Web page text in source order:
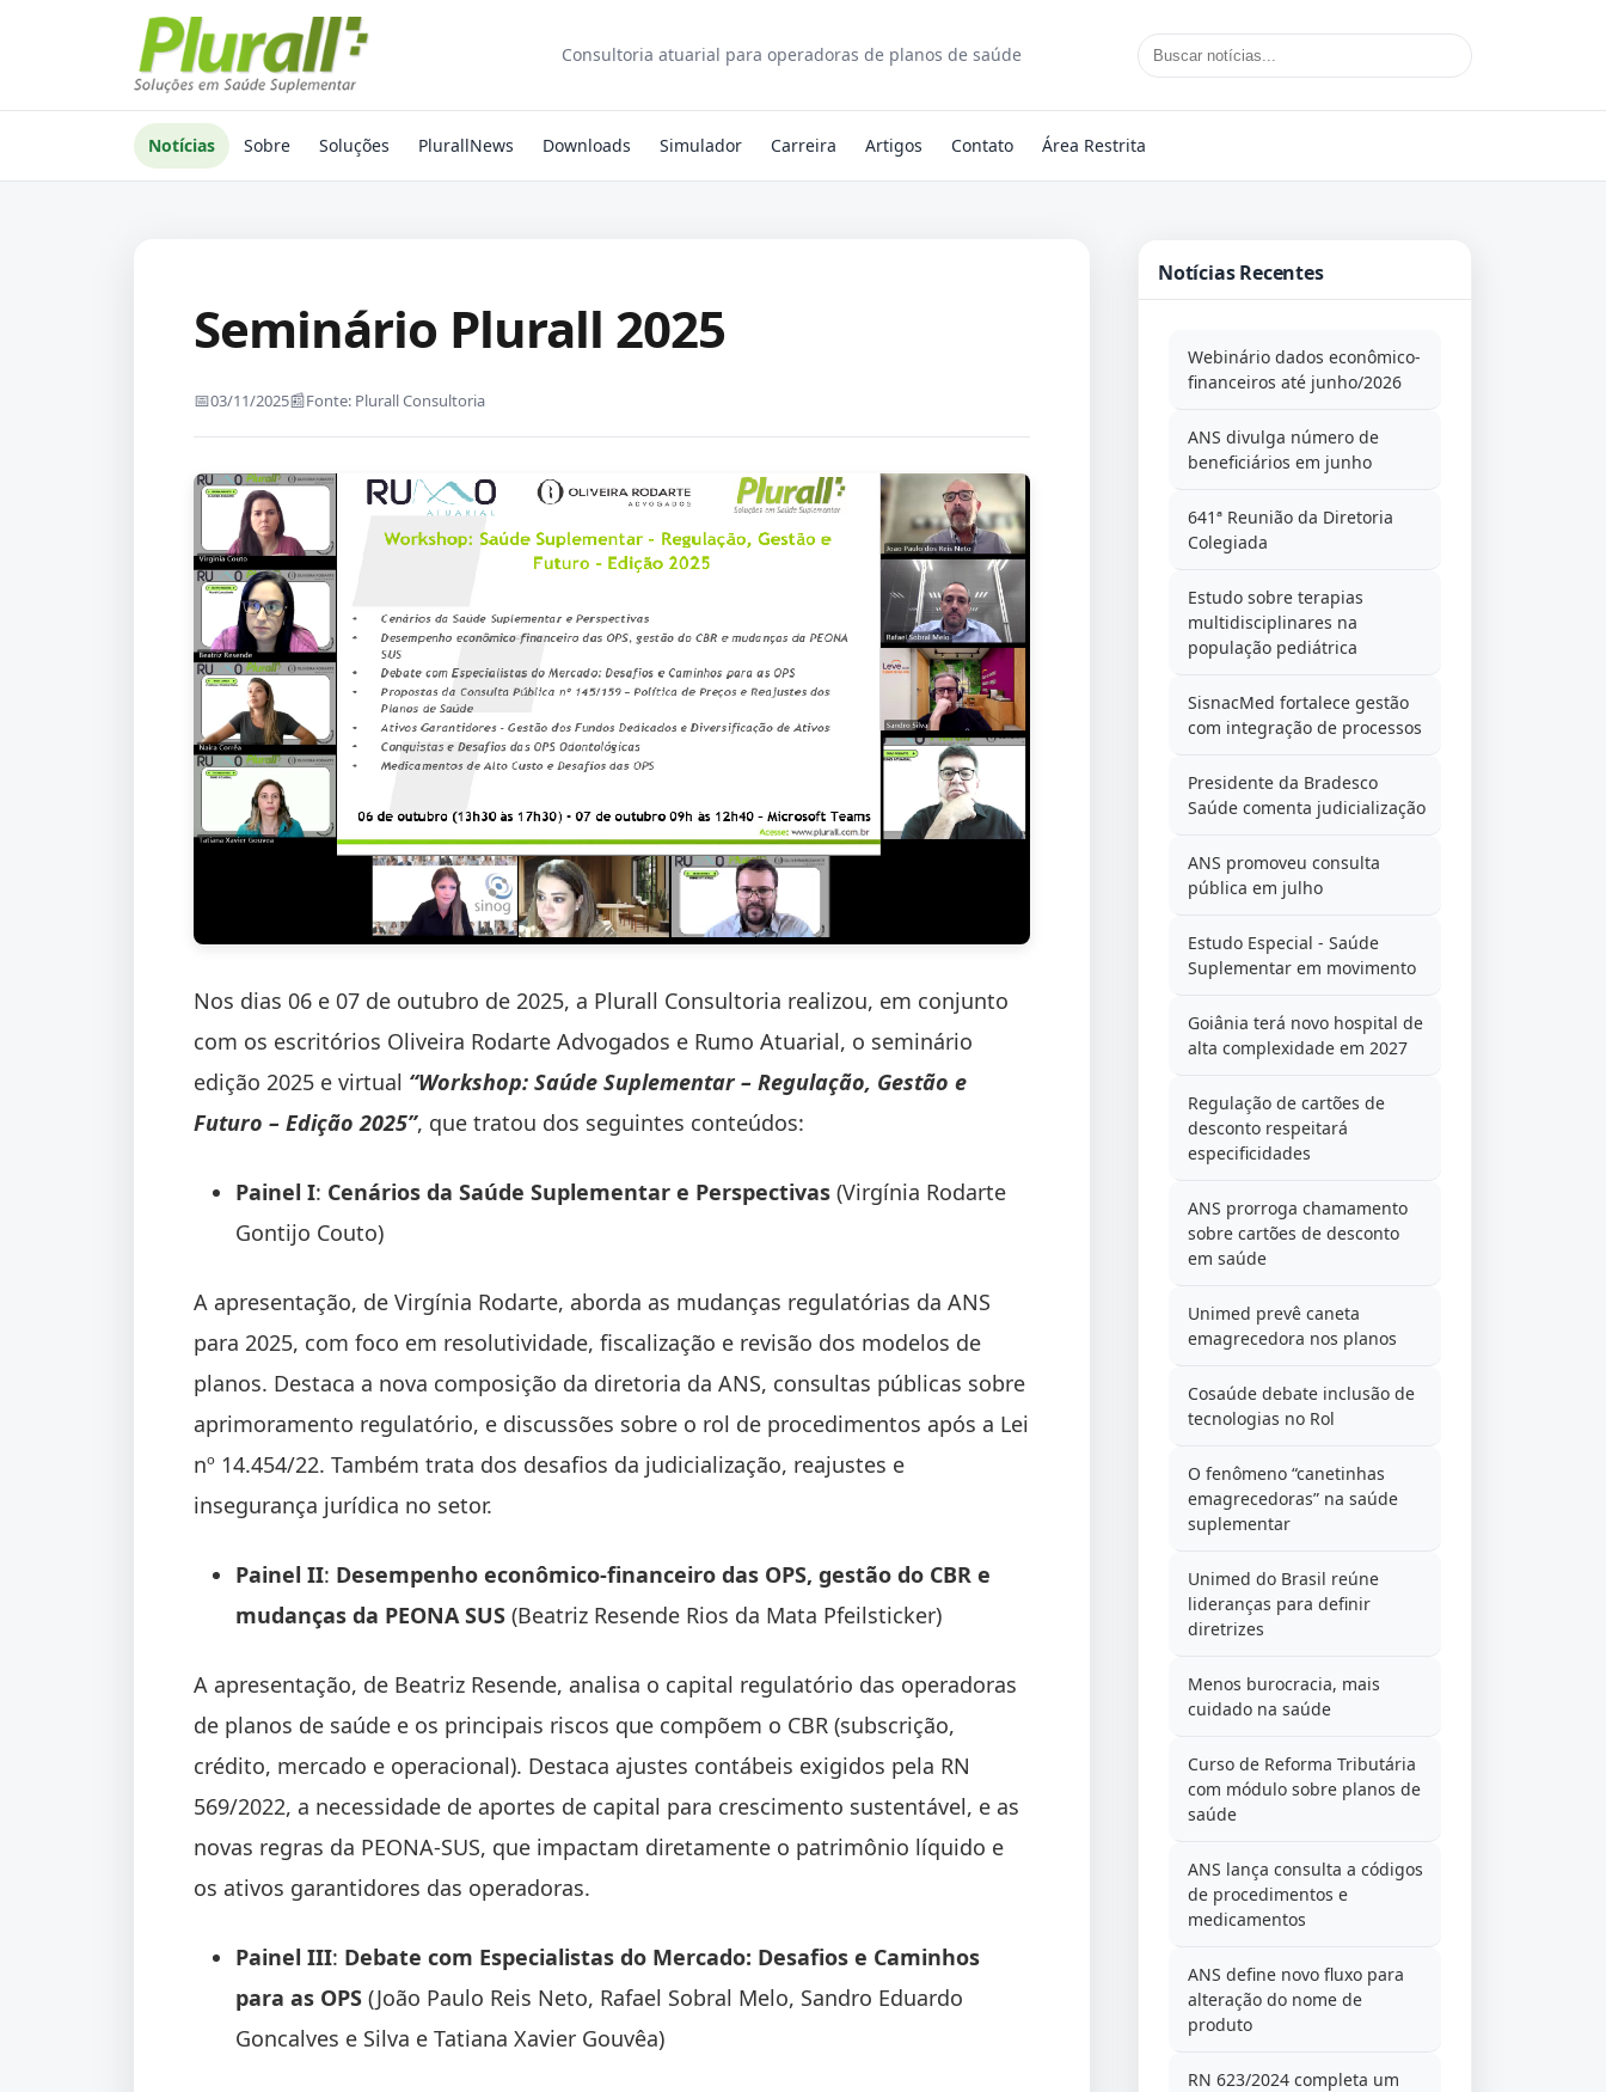
Consultoria atuarial para operadoras de planos de saúde
Notícias Sobre Soluções PlurallNews Downloads Simulador Carreira Artigos Contato Área Restrita
Seminário Plurall 2025
03/11/2025 Fonte: Plurall Consultoria
Nos dias 06 e 07 de outubro de 2025, a Plurall Consultoria realizou, em conjunto
com os escritórios Oliveira Rodarte Advogados e Rumo Atuarial, o seminário
edição 2025 e virtual “Workshop: Saúde Suplementar – Regulação, Gestão e
Futuro – Edição 2025”, que tratou dos seguintes conteúdos:
Painel I: Cenários da Saúde Suplementar e Perspectivas (Virgínia Rodarte
Gontijo Couto)
A apresentação, de Virgínia Rodarte, aborda as mudanças regulatórias da ANS
para 2025, com foco em resolutividade, fiscalização e revisão dos modelos de
planos. Destaca a nova composição da diretoria da ANS, consultas públicas sobre
aprimoramento regulatório, e discussões sobre o rol de procedimentos após a Lei
nº 14.454/22. Também trata dos desafios da judicialização, reajustes e
insegurança jurídica no setor.
Painel II: Desempenho econômico-financeiro das OPS, gestão do CBR e
mudanças da PEONA SUS (Beatriz Resende Rios da Mata Pfeilsticker)
A apresentação, de Beatriz Resende, analisa o capital regulatório das operadoras
de planos de saúde e os principais riscos que compõem o CBR (subscrição,
crédito, mercado e operacional). Destaca ajustes contábeis exigidos pela RN
569/2022, a necessidade de aportes de capital para crescimento sustentável, e as
novas regras da PEONA-SUS, que impactam diretamente o patrimônio líquido e
os ativos garantidores das operadoras.
Painel III: Debate com Especialistas do Mercado: Desafios e Caminhos
para as OPS (João Paulo Reis Neto, Rafael Sobral Melo, Sandro Eduardo
Goncalves e Silva e Tatiana Xavier Gouvêa)
Notícias Recentes
Webinário dados econômico-
financeiros até junho/2026
ANS divulga número de
beneficiários em junho
641ª Reunião da Diretoria
Colegiada
Estudo sobre terapias
multidisciplinares na
população pediátrica
SisnacMed fortalece gestão
com integração de processos
Presidente da Bradesco
Saúde comenta judicialização
ANS promoveu consulta
pública em julho
Estudo Especial - Saúde
Suplementar em movimento
Goiânia terá novo hospital de
alta complexidade em 2027
Regulação de cartões de
desconto respeitará
especificidades
ANS prorroga chamamento
sobre cartões de desconto
em saúde
Unimed prevê caneta
emagrecedora nos planos
Cosaúde debate inclusão de
tecnologias no Rol
O fenômeno “canetinhas
emagrecedoras” na saúde
suplementar
Unimed do Brasil reúne
lideranças para definir
diretrizes
Menos burocracia, mais
cuidado na saúde
Curso de Reforma Tributária
com módulo sobre planos de
saúde
ANS lança consulta a códigos
de procedimentos e
medicamentos
ANS define novo fluxo para
alteração do nome de
produto
RN 623/2024 completa um